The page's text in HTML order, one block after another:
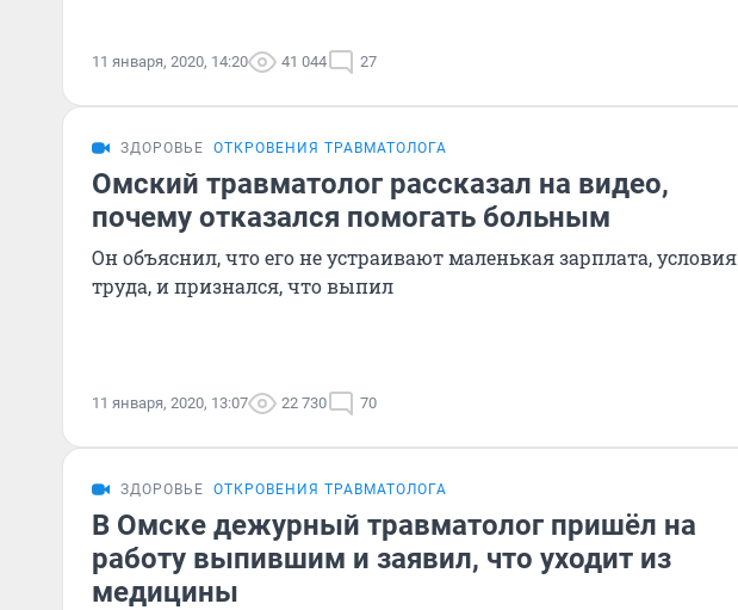
11 января, 2020, 14:20 41 044 27
ЗДОРОВЬЕ ОТКРОВЕНИЯ ТРАВМАТОЛОГА
Омский травматолог рассказал на видео,
почему отказался помогать больным
Он объяснил, что его не устраивают маленькая зарплата, условия
труда, и признался, что выпил
11 января, 2020, 13:07 22 730 70
ЗДОРОВЬЕ ОТКРОВЕНИЯ ТРАВМАТОЛОГА
В Омске дежурный травматолог пришёл на
работу выпившим и заявил, что уходит из
медицины